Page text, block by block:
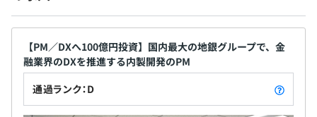
当初6カ月は有期契約、その後正社員採用
【PM／DXへ100億円投資】国内最大の地銀グループで、金
融業界のDXを推進する内製開発のPM
通過ランク：D